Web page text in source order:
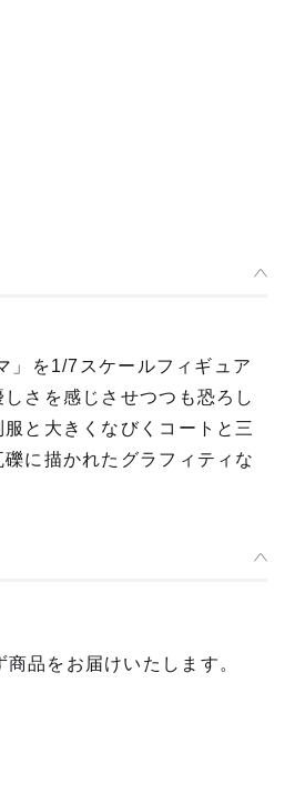
」を1/7スケールフィギュア
さを感じさせつつも恐ろし
と大きくなびくコートと三
に描かれたグラフィティな
品をお届けいたします。